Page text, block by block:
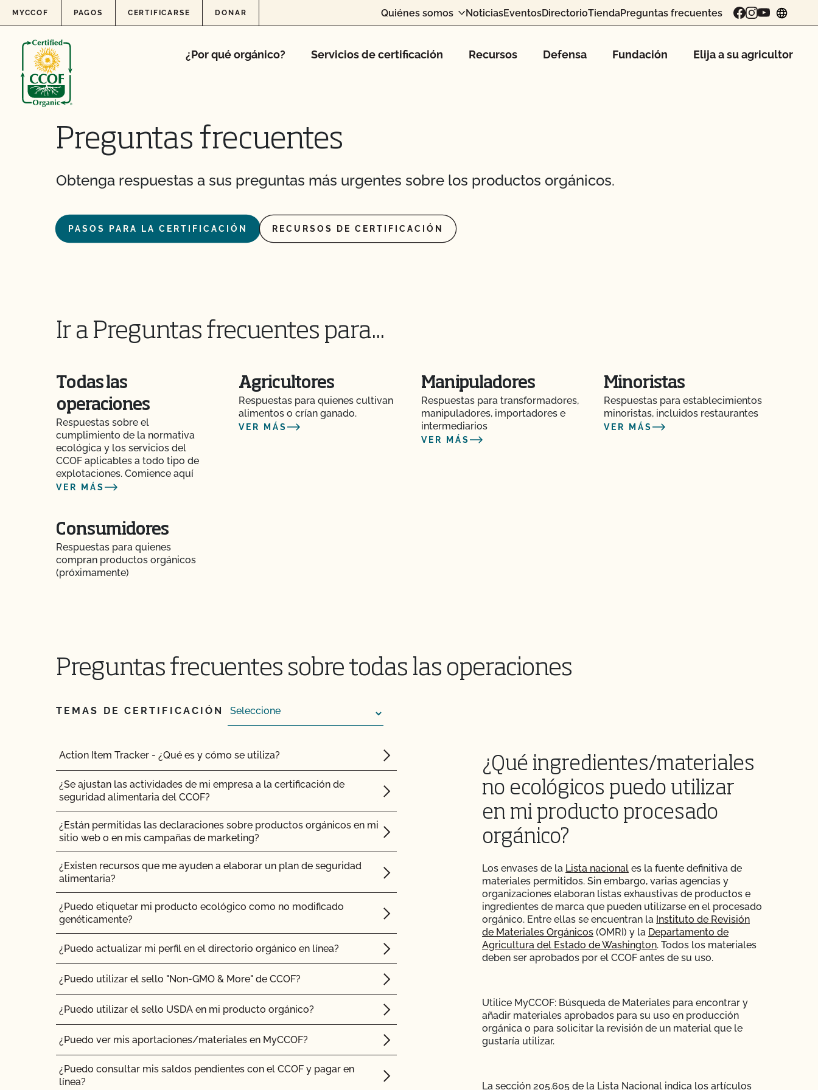
Skip to content
MYCCOF PAGOS CERTIFICARSE DONAR Quiénes somos NoticiasEventosDirectorioTiendaPreguntas frecuentes
¿Por qué orgánico? Servicios de certificación Recursos Defensa Fundación Elija a su agricultor
Preguntas frecuentes
Obtenga respuestas a sus preguntas más urgentes sobre los productos orgánicos.
PASOS PARA LA CERTIFICACIÓN RECURSOS DE CERTIFICACIÓN
Ir a Preguntas frecuentes para...
Todas las
operaciones
Respuestas sobre el
cumplimiento de la normativa
ecológica y los servicios del
CCOF aplicables a todo tipo de
explotaciones. Comience aquí
VER MÁS
Agricultores
Respuestas para quienes cultivan
alimentos o crían ganado.
VER MÁS
Manipuladores
Respuestas para transformadores,
manipuladores, importadores e
intermediarios
VER MÁS
Minoristas
Respuestas para establecimientos
minoristas, incluidos restaurantes
VER MÁS
Consumidores
Respuestas para quienes
compran productos orgánicos
(próximamente)
Preguntas frecuentes sobre todas las operaciones
TEMAS DE CERTIFICACIÓN
Action Item Tracker - ¿Qué es y cómo se utiliza?
¿Se ajustan las actividades de mi empresa a la certificación de
seguridad alimentaria del CCOF?
¿Están permitidas las declaraciones sobre productos orgánicos en mi
sitio web o en mis campañas de marketing?
¿Existen recursos que me ayuden a elaborar un plan de seguridad
alimentaria?
¿Puedo etiquetar mi producto ecológico como no modificado
genéticamente?
¿Puedo actualizar mi perfil en el directorio orgánico en línea?
¿Puedo utilizar el sello "Non-GMO & More" de CCOF?
¿Puedo utilizar el sello USDA en mi producto orgánico?
¿Puedo ver mis aportaciones/materiales en MyCCOF?
¿Puedo consultar mis saldos pendientes con el CCOF y pagar en
línea?
¿Qué ingredientes/materiales
no ecológicos puedo utilizar
en mi producto procesado
orgánico?
Los envases de la Lista nacional es la fuente definitiva de
materiales permitidos. Sin embargo, varias agencias y
organizaciones elaboran listas exhaustivas de productos e
ingredientes de marca que pueden utilizarse en el procesado
orgánico. Entre ellas se encuentran la Instituto de Revisión
de Materiales Orgánicos (OMRI) y la Departamento de
Agricultura del Estado de Washington. Todos los materiales
deben ser aprobados por el CCOF antes de su uso.
Utilice MyCCOF: Búsqueda de Materiales para encontrar y
añadir materiales aprobados para su uso en producción
orgánica o para solicitar la revisión de un material que le
gustaría utilizar.
La sección 205.605 de la Lista Nacional indica los artículos